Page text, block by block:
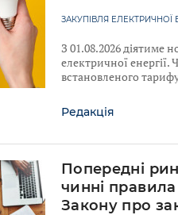
ЗАКУПІВЛЯ ЕЛЕКТРИЧНОЇ
З 01.08.2026 діятиме
електричної енергії.
встановленого
Редакція
Попередні
чинні
Закону про